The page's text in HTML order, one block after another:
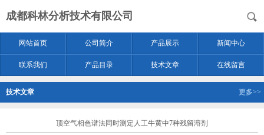
成都科林分析技术有限公司
网站首页 公司简介 产品展示 新闻中心
联系我们 产品目录 技术文章 在线留言
技术文章 更多>>
顶空气相色谱法同时测定人工牛黄中7种残留溶剂